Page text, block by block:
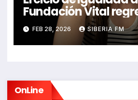
Fundación Vital
show de Pitu
‘Encantada de
FEB 28, 2026 SIBERIA FM
OnLine